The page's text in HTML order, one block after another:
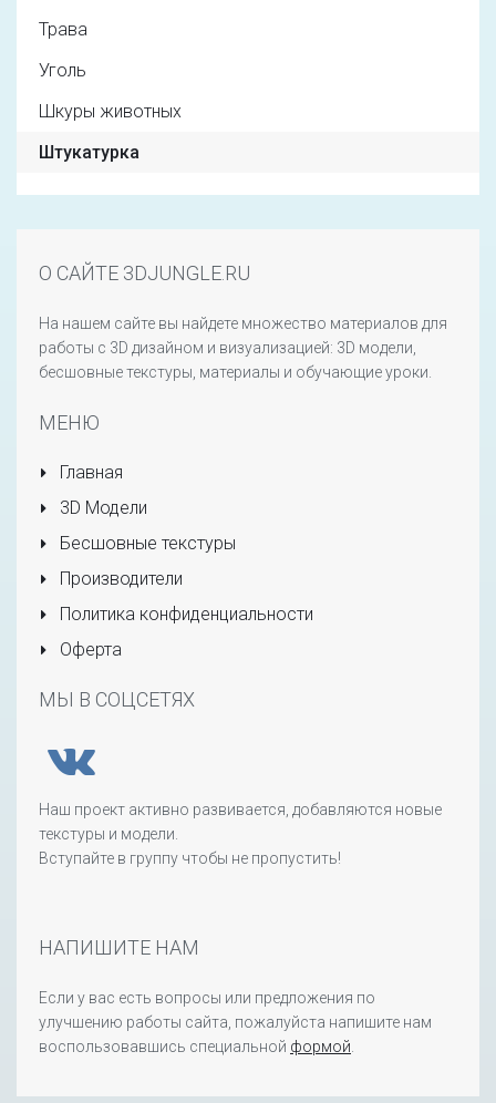
Трава
Уголь
Шкуры животных
Штукатурка
О САЙТЕ 3DJUNGLE.RU
На нашем сайте вы найдете множество материалов для
работы с 3D дизайном и визуализацией: 3D модели,
бесшовные текстуры, материалы и обучающие уроки.
МЕНЮ
Главная
3D Модели
Бесшовные текстуры
Производители
Политика конфиденциальности
Оферта
МЫ В СОЦСЕТЯХ
Наш проект активно развивается, добавляются новые
текстуры и модели.
Вступайте в группу чтобы не пропустить!
НАПИШИТЕ НАМ
Если у вас есть вопросы или предложения по
улучшению работы сайта, пожалуйста напишите нам
воспользовавшись специальной формой.